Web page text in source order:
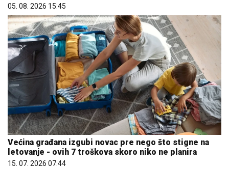
05. 08. 2026 15:45
Većina građana izgubi novac pre nego što stigne na
letovanje - ovih 7 troškova skoro niko ne planira
15. 07. 2026 07:44